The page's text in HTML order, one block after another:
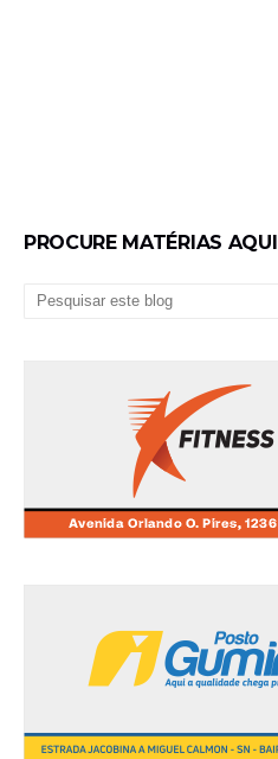
PROCURE MATÉRIAS AQUI